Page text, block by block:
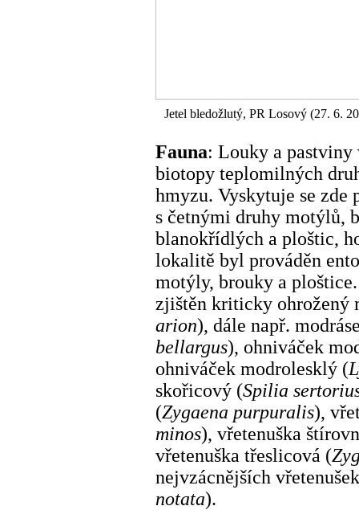
Jetel bledožlutý, PR Losový (27. 6.
Fauna: Louky a
biotopy teplomilných
hmyzu. Vyskytuje se zde
s četnými druhy motýlů,
blanokřídlých a ploštic,
lokalitě byl prováděn
motýly, brouky a
zjištěn kriticky ohrožený
arion), dále např.
bellargus), ohniváček
ohniváček modrolesklý (
skořicový (Spilia
(Zygaena purpuralis),
minos), vřetenuška
vřetenuška třeslicová (
nejvzácnějších
notata).